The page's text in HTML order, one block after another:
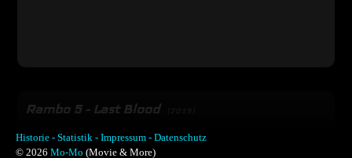
Rambo 5 - Last Blood
Historie - Statistik - Impressum - Datenschutz
© 2026 Mo-Mo (Movie & More)